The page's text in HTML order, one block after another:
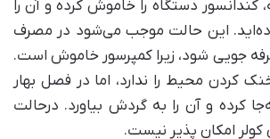
کندانسور دستگاه را خاموش کرده و آن را
این حالت موجب می‌شود در مصرف
جویی شود، زیرا کمپرسور خاموش است.
کردن محیط را ندارد، اما در فصل بهار
کرده و آن را به گردش بیاورد. درحالت